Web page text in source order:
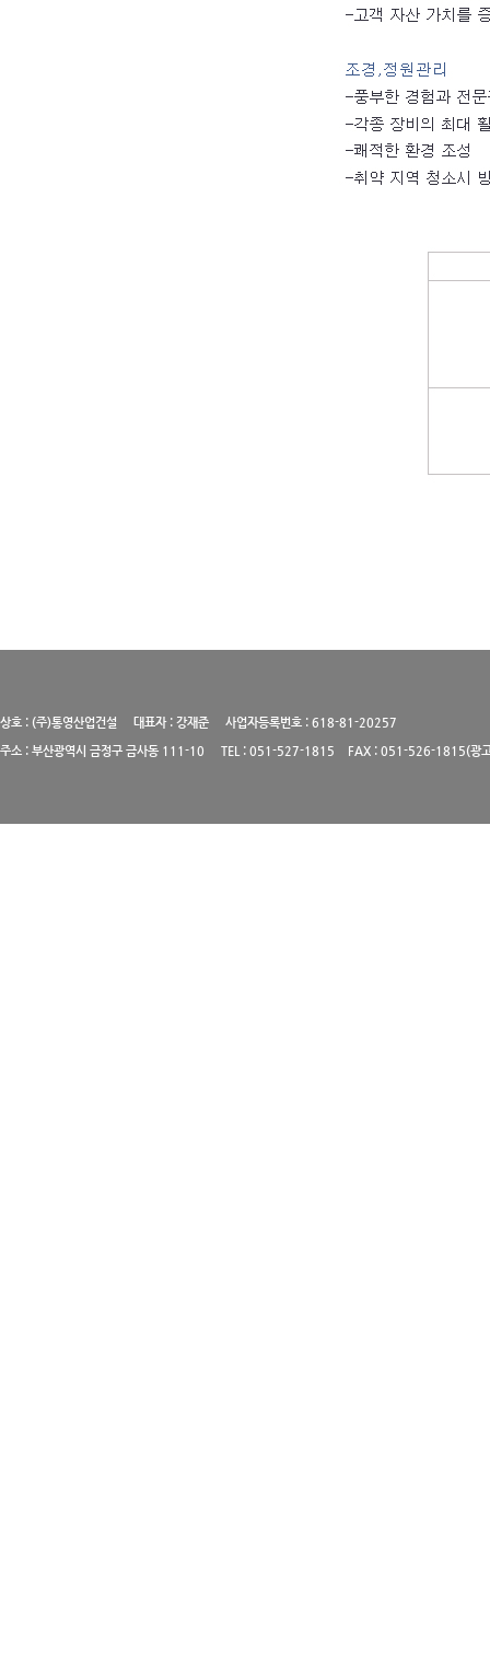
상호 : (주)통영산업건설 대표자 : 강재준 사업자등록번호 : 618-81-20257
주소 : 부산광역시 금정구 금사동 111-10 TEL : 051-527-1815 FAX : 051-526-1815(광